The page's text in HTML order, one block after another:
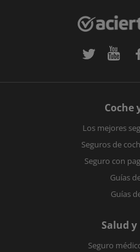
Coche
Los mejores
Seguros de
Seguro con
Guías
Guías
Salud
Seguro